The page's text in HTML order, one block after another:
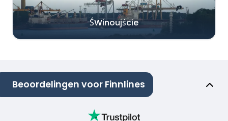
ŚWinoujście
Beoordelingen voor Finnlines